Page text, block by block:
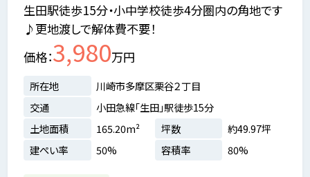
生田駅徒歩15分・小中学校徒歩4分圏内の角地です
♪更地渡しで解体費不要！
価格 3,980万円
所在地
川崎市多摩区栗谷２丁目
交通
小田急線「生田」駅徒歩15分
土地面積
165.20m² 坪数
約49.97坪
建ぺい率
50% 容積率 80%